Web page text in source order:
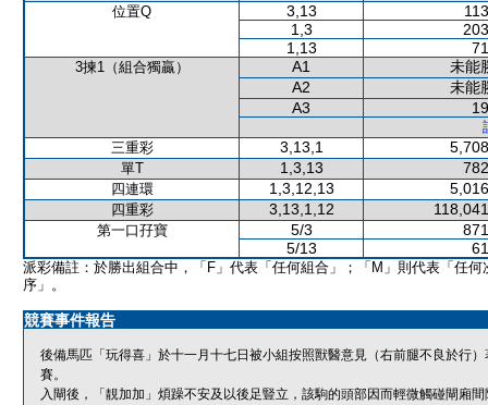
位置Q 3,13
1,3
1,13
3揀1（組合獨贏） A1
未能
A2
未能
A3
三重彩
3,13,1
單T 1,3,13
四連環 1,3,12,13
四重彩 3,13,1,12
第一口孖寶 5/3
5/13
派彩備註：於勝出組合中，「F」代表「任何組合」；「M」則代表「任何
序」。
競賽事件報告
後備馬匹「玩得喜」於十一月十七日被小組按照獸醫意見（右前腿不良於行
賽。
入閘後，「靚加加」煩躁不安及以後足豎立，該駒的頭部因而輕微觸碰閘廂